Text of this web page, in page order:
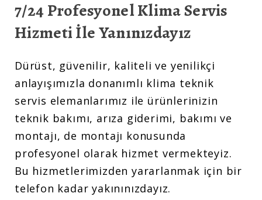
7/24 Profesyonel Klima Servis
Hizmeti İle Yanınızdayız
Dürüst, güvenilir, kaliteli ve yenilikçi
anlayışımızla donanımlı klima teknik
servis elemanlarımız ile ürünlerinizin
teknik bakımı, arıza giderimi, bakımı ve
montajı, de montajı konusunda
profesyonel olarak hizmet vermekteyiz.
Bu hizmetlerimizden yararlanmak için bir
telefon kadar yakınınızdayız.